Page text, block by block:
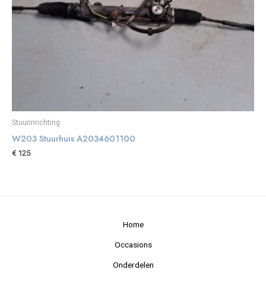
Stuurinrichting
W203 Stuurhuis A2034601100
€125
Home
Occasions
Onderdelen